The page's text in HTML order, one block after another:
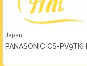
Japan
PANASONIC CS-PV9TKH